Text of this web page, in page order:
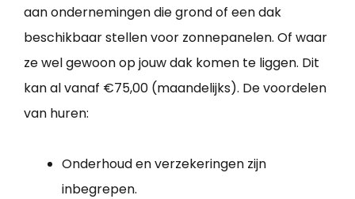
aan ondernemingen die grond of een dak
beschikbaar stellen voor zonnepanelen. Of waar
ze wel gewoon op jouw dak komen te liggen. Dit
kan al vanaf €75,00 (maandelijks). De voordelen
van huren:
Onderhoud en verzekeringen zijn
inbegrepen.